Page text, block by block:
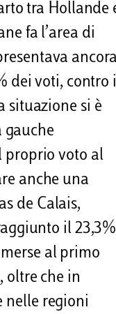
tra Hollande
fa l’area di
ancora
dei voti, contro
situazione si è
gauche
proprio voto al
anche una
de Calais,
il 23,3%
al primo
oltre che in
nelle regioni